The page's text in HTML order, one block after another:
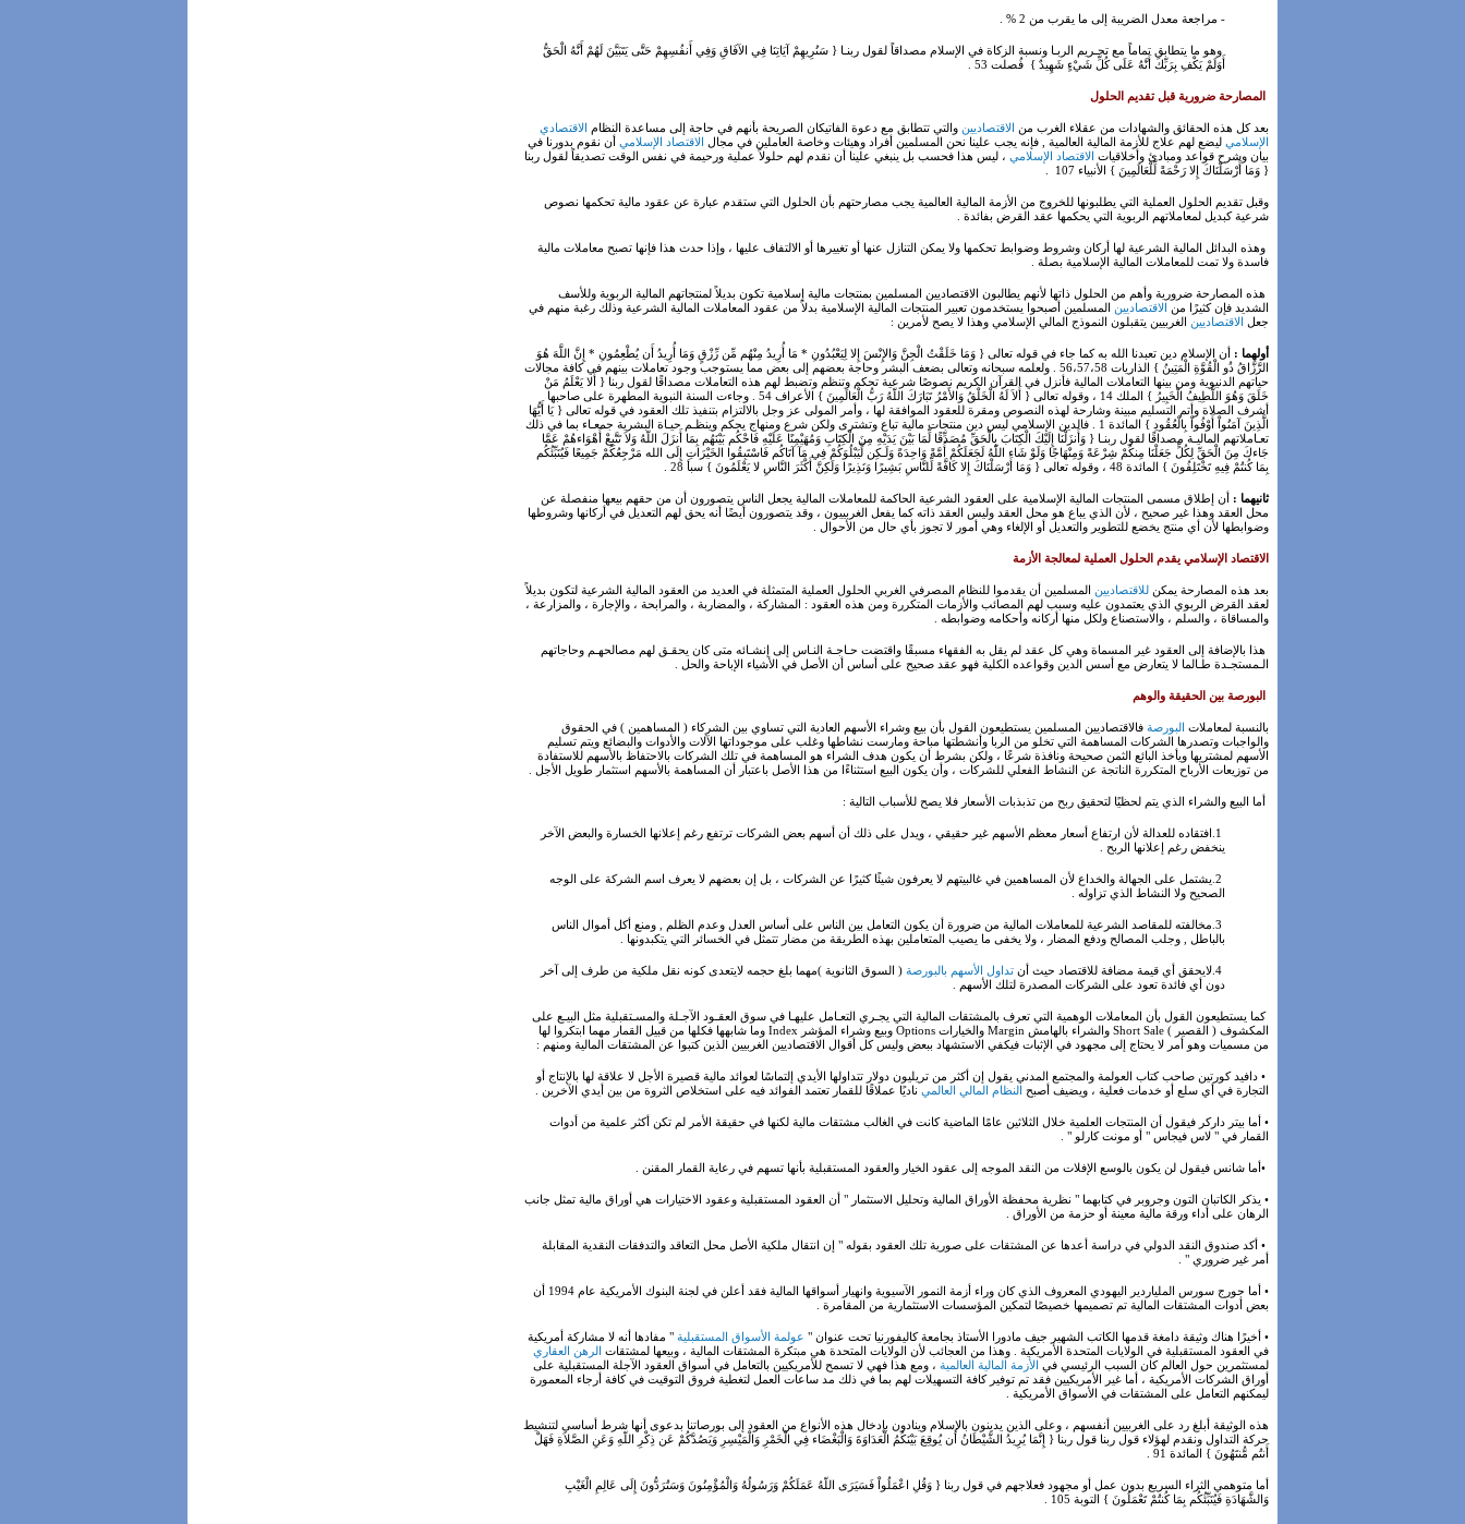
- مراجعة معدل الضريبة إلى ما يقرب من 2 % .
وهو ما يتطابق تماماً مع تحـريم الربـا ونسبة الزكاة في الإسلام مصداقاً لقول ربنـا { سَنُرِيهِمْ آيَاتِنَا فِي الآفَاقِ وَفِي أَنفُسِهِمْ حَتَّى يَتَبَيَّنَ لَهُمْ أَنَّهُ الْحَقُّ
أَوَلَمْ يَكْفِ بِرَبِّكَ أَنَّهُ عَلَى كُلِّ شَيْءٍ شَهِيدٌ } فُصلت 53 .
المصارحة ضرورية قبل تقديم الحلول
بعد كل هذه الحقائق والشهادات من عقلاء الغرب من الاقتصاديين والتي تتطابق مع دعوة الفاتيكان الصريحة بأنهم في حاجة إلى مساعدة النظام
الاقتصادي
الإسلامي ليضع لهم علاج للأزمة المالية العالمية , فإنه يجب علينا نحن المسلمين أفراد وهيئات وخاصة العاملين في مجال الاقتصاد الإسلامي أن نقوم بدورنا في
بيان وشرح قواعد ومبادئ وأخلاقيات الاقتصاد الإسلامي ، ليس هذا فحسب بل ينبغي علينا أن نقدم لهم حلولاً عملية ورحيمة في نفس الوقت تصديقاً لقول ربنا
{ وَمَا أَرْسَلْنَاكَ إِلا رَحْمَةً لِّلْعَالَمِينَ } الأنبياء 107 .
وقبل تقديم الحلول العملية التي يطلبونها للخروج من الأزمة المالية العالمية يجب مصارحتهم بأن الحلول التي ستقدم عبارة عن عقود مالية تحكمها نصوص
شرعية كبديل لمعاملاتهم الربوية التي يحكمها عقد القرض بفائدة .
وهذه البدائل المالية الشرعية لها أركان وشروط وضوابط تحكمها ولا يمكن التنازل عنها أو تغييرها أو الالتفاف عليها ، وإذا حدث هذا فإنها تصبح معاملات مالية
فاسدة ولا تمت للمعاملات المالية الإسلامية بصلة .
هذه المصارحة ضرورية وأهم من الحلول ذاتها لأنهم يطالبون الاقتصاديين المسلمين بمنتجات مالية إسلامية تكون بديلاً لمنتجاتهم المالية الربوية وللأسف
الشديد فإن كثيرًا من
الاقتصاديين المسلمين أصبحوا يستخدمون تعبير المنتجات المالية الإسلامية بدلاً من عقود المعاملات المالية الشرعية وذلك رغبة منهم في
جعل
الاقتصاديين الغربيين يتقبلون النموذج المالي الإسلامي وهذا لا يصح لأمرين :
أولهما : أن الإسلام دين تعبدنا الله به كما جاء في قوله تعالى { وَمَا خَلَقْتُ الْجِنَّ وَالإِنْسَ إِلا لِيَعْبُدُونِ * مَا أُرِيدُ مِنْهُم مِّن رِّزْقٍ وَمَا أُرِيدُ أَن يُطْعِمُونِ * إِنَّ اللَّهَ هُوَ
الرَّزَّاقُ ذُو الْقُوَّةِ الْمَتِينُ } الذاريات 56،57،58 . ولعلمه سبحانه وتعالى بضعف البشر وحاجة بعضهم إلى بعض مما يستوجب وجود تعاملات بينهم في كافة مجالات
حياتهم الدنيوية ومن بينها التعاملات المالية فأنزل في القرآن الكريم نصوصًا شرعية تحكم وتنظم وتضبط لهم هذه التعاملات مصداقًا لقول ربنا { أَلا يَعْلَمُ مَنْ
خَلَقَ وَهُوَ اللَّطِيفُ الْخَبِيرُ } الملك 14 ، وقوله تعالى { أَلاَ لَهُ الْخَلْقُ وَالأَمْرُ تَبَارَكَ اللّهُ رَبُّ الْعَالَمِينَ } الأعراف 54 . وجاءت السنة النبوية المطهرة على صاحبها
أشرف الصلاة وأتم التسليم مبينة وشارحة لهذه النصوص ومقرة للعقود الموافقة لها ، وأمر المولى عز وجل بالالتزام بتنفيذ تلك العقود في قوله تعالى { يَا أَيُّهَا
الَّذِينَ آمَنُواْ أَوْفُواْ بِالْعُقُودِ } المائدة 1 . فالدين الإسلامي ليس دين منتجات مالية تباع وتشترى ولكن شرع ومنهاج يحكم وينظـم حيـاة البشرية جمعـاء بما في ذلك
تعـاملاتهم الماليـة مصداقًا لقول ربنـا { وَأَنزَلْنَا إِلَيْكَ الْكِتَابَ بِالْحَقِّ مُصَدِّقًا لِّمَا بَيْنَ يَدَيْهِ مِنَ الْكِتَابِ وَمُهَيْمِنًا عَلَيْهِ فَاحْكُم بَيْنَهُم بِمَا أَنزَلَ اللّهُ وَلاَ تَتَّبِعْ أَهْوَاءهُمْ عَمَّا
جَاءكَ مِنَ الْحَقِّ لِكُلٍّ جَعَلْنَا مِنكُمْ شِرْعَةً وَمِنْهَاجًا وَلَوْ شَاء اللّهُ لَجَعَلَكُمْ أُمَّةً وَاحِدَةً وَلَـكِن لِّيَبْلُوَكُمْ فِي مَآ آتَاكُم فَاسْتَبِقُوا الخَيْرَاتِ إِلَى الله مَرْجِعُكُمْ جَمِيعًا فَيُنَبِّئُكُم
بِمَا كُنتُمْ فِيهِ تَخْتَلِفُونَ } المائدة 48 ، وقوله تعالى { وَمَا أَرْسَلْنَاكَ إِلا كَافَّةً لِّلنَّاسِ بَشِيرًا وَنَذِيرًا وَلَكِنَّ أَكْثَرَ النَّاسِ لا يَعْلَمُونَ } سبأ 28 .
ثانيهما :
أن إطلاق مسمى المنتجات المالية الإسلامية على العقود الشرعية الحاكمة للمعاملات المالية يجعل الناس يتصورون أن من حقهم بيعها منفصلة عن
محل العقد وهذا غير صحيح ، لأن الذي يباع هو محل العقد وليس العقد ذاته كما يفعل الغربييون ، وقد يتصورون أيضًا أنه يحق لهم التعديل في أركانها وشروطها
وضوابطها لأن أي منتج يخضع للتطوير والتعديل أو الإلغاء وهي أمور لا تجوز بأي حال من الأحوال .
الاقتصاد الإسلامي يقدم الحلول العملية لمعالجة الأزمة
بعد هذه المصارحة يمكن للاقتصاديين المسلمين أن يقدموا للنظام المصرفي الغربي الحلول العملية المتمثلة في العديد من العقود المالية الشرعية لتكون بديلاً
لعقد القرض الربوي الذي يعتمدون عليه وسبب لهم المصائب والأزمات المتكررة ومن هذه العقود : المشاركة ، والمضاربة ، والمرابحة ، والإجارة ، والمزارعة ،
والمساقاة ، والسلم ، والاستصناع ولكل منها أركانه وأحكامه وضوابطه .
هذا بالإضافة إلى العقود غير المسماة وهي كل عقد لم يقل به الفقهاء مسبقًا واقتضت حـاجـة النـاس إلى إنشـائه متى كان يحقـق لهم مصالحهـم وحاجاتهم
الـمستجـدة طـالما لا يتعارض مع أسس الدين وقواعده الكلية فهو عقد صحيح على أساس أن الأصل في الأشياء الإباحة والحل .
البورصة بين الحقيقة والوهم
بالنسبة لمعاملات البورصة فالاقتصاديين المسلمين يستطيعون القول بأن بيع وشراء الأسهم العادية التي تساوي بين الشركاء ( المساهمين ) في الحقوق
والواجبات وتصدرها الشركات المساهمة التي تخلو من الربا وأنشطتها مباحة ومارست نشاطها وغلب على موجوداتها الآلات والأدوات والبضائع ويتم تسليم
الأسهم لمشتريها ويأخذ البائع الثمن صحيحة ونافذة شرعًا ، ولكن بشرط أن يكون هدف الشراء هو المساهمة في تلك الشركات بالاحتفاظ بالأسهم للاستفادة
من توزيعات الأرباح المتكررة الناتجة عن النشاط الفعلي للشركات ، وأن يكون البيع استثناءًا من هذا الأصل باعتبار أن المساهمة بالأسهم استثمار طويل الأجل .
أما البيع والشراء الذي يتم لحظيًا لتحقيق ربح من تذبذبات الأسعار فلا يصح للأسباب التالية :
1.افتقاده للعدالة لأن ارتفاع أسعار معظم الأسهم غير حقيقي ، ويدل على ذلك أن أسهم بعض الشركات ترتفع رغم إعلانها الخسارة والبعض الآخر
ينخفض رغم إعلانها الربح .
2.يشتمل على الجهالة والخداع لأن المساهمين في غالبيتهم لا يعرفون شيئًا كثيرًا عن الشركات ، بل إن بعضهم لا يعرف اسم الشركة على الوجه
الصحيح ولا النشاط الذي تزاوله .
3.مخالفته للمقاصد الشرعية للمعاملات المالية من ضرورة أن يكون التعامل بين الناس على أساس العدل وعدم الظلم , ومنع أكل أموال الناس
بالباطل , وجلب المصالح ودفع المضار ، ولا يخفى ما يصيب المتعاملين بهذه الطريقة من مضار تتمثل في الخسائر التي يتكبدونها .
تداول الأسهم بالبورصة ( السوق الثانوية )مهما بلغ حجمه لايتعدى كونه نقل ملكية من طرف إلى آخر
دون أي فائدة تعود على الشركات المصدرة لتلك الأسهم .
كما يستطيعون القول بأن المعاملات الوهمية التي تعرف بالمشتقات المالية التي يجـري التعـامل عليهـا في سوق العقـود الآجـلة والمسـتقبلية مثل البيـع على
المكشوف ( القصير ) Short Sale والشراء بالهامش Margin والخيارات Options وبيع وشراء المؤشر Index وما شابهها فكلها من قبيل القمار مهما ابتكروا لها
من مسميات وهو أمر لا يحتاج إلى مجهود في الإثبات فيكفي الاستشهاد ببعض وليس كل أقوال الاقتصاديين الغربيين الذين كتبوا عن المشتقات المالية ومنهم :
• دافيد كورتين صاحب كتاب العولمة والمجتمع المدني يقول إن أكثر من تريليون دولار تتداولها الأيدي إلتماسًا لعوائد مالية قصيرة الأجل لا علاقة لها بالإنتاج أو
التجارة في أي سلع أو خدمات فعلية ، ويضيف أصبح
النظام المالي العالمي ناديًا عملاقًا للقمار تعتمد الفوائد فيه على استخلاص الثروة من بين أيدي الآخرين .
• أما بيتر داركر فيقول أن المنتجات العلمية خلال الثلاثين عامًا الماضية كانت في الغالب مشتقات مالية لكنها في حقيقة الأمر لم تكن أكثر علمية من أدوات
القمار في " لاس فيجاس " أو مونت كارلو " .
•أما شانس فيقول لن يكون بالوسع الإفلات من النقد الموجه إلى عقود الخيار والعقود المستقبلية بأنها تسهم في رعاية القمار المقنن .
• يذكر الكاتبان التون وجروبر في كتابهما " نظرية محفظة الأوراق المالية وتحليل الاستثمار " أن العقود المستقبلية وعقود الاختيارات هي أوراق مالية تمثل جانب
الرهان على أداء ورقة مالية معينة أو حزمة من الأوراق .
• أكد صندوق النقد الدولي في دراسة أعدها عن المشتقات على صورية تلك العقود بقوله " إن انتقال ملكية الأصل محل التعاقد والتدفقات النقدية المقابلة
أمر غير ضروري " .
• أما جورج سورس الملياردير اليهودي المعروف الذي كان وراء أزمة النمور الآسيوية وانهيار أسواقها المالية فقد أعلن في لجنة البنوك الأمريكية عام 1994 أن
بعض أدوات المشتقات المالية تم تصميمها خصيصًا لتمكين المؤسسات الاستثمارية من المقامرة .
• أخيرًا هناك وثيقة دامغة قدمها الكاتب الشهير جيف مادورا الأستاذ بجامعة كاليفورنيا تحت عنوان " عولمة الأسواق المستقبلية " مفادها أنه لا مشاركة أمريكية
في العقود المستقبلية في الولايات المتحدة الأمريكية . وهذا من العجائب لأن الولايات المتحدة هي مبتكرة المشتقات المالية ، وبيعها لمشتقات
الرهن العقاري
لمستثمرين حول العالم كان السبب الرئيسي في الأزمة المالية العالمية ، ومع هذا فهي لا تسمح للأمريكيين بالتعامل في أسواق العقود الآجلة المستقبلية على
أوراق الشركات الأمريكية ، أما غير الأمريكيين فقد تم توفير كافة التسهيلات لهم بما في ذلك مد ساعات العمل لتغطية فروق التوقيت في كافة أرجاء المعمورة
ليمكنهم التعامل على المشتقات في الأسواق الأمريكية .
هذه الوثيقة أبلغ رد على الغربيين أنفسهم ، وعلى الذين يدينون بالإسلام وينادون بإدخال هذه الأنواع من العقود إلى بورصاتنا بدعوى أنها شرط أساسي لتنشيط
حركة التداول ونقدم لهؤلاء قول ربنا قول ربنا { إِنَّمَا يُرِيدُ الشَّيْطَانُ أَن يُوقِعَ بَيْنَكُمُ الْعَدَاوَةَ وَالْبَغْضَاء فِي الْخَمْرِ وَالْمَيْسِرِ وَيَصُدَّكُمْ عَن ذِكْرِ اللّهِ وَعَنِ الصَّلاَةِ فَهَلْ
أَنتُم مُّنتَهُونَ } المائدة 91 .
أما متوهمي الثراء السريع بدون عمل أو مجهود فعلاجهم في قول ربنا { وَقُلِ اعْمَلُواْ فَسَيَرَى اللّهُ عَمَلَكُمْ وَرَسُولُهُ وَالْمُؤْمِنُونَ وَسَتُرَدُّونَ إِلَى عَالِمِ الْغَيْبِ
وَالشَّهَادَةِ فَيُنَبِّئُكُم بِمَا كُنتُمْ تَعْمَلُونَ } التوبة 105 .